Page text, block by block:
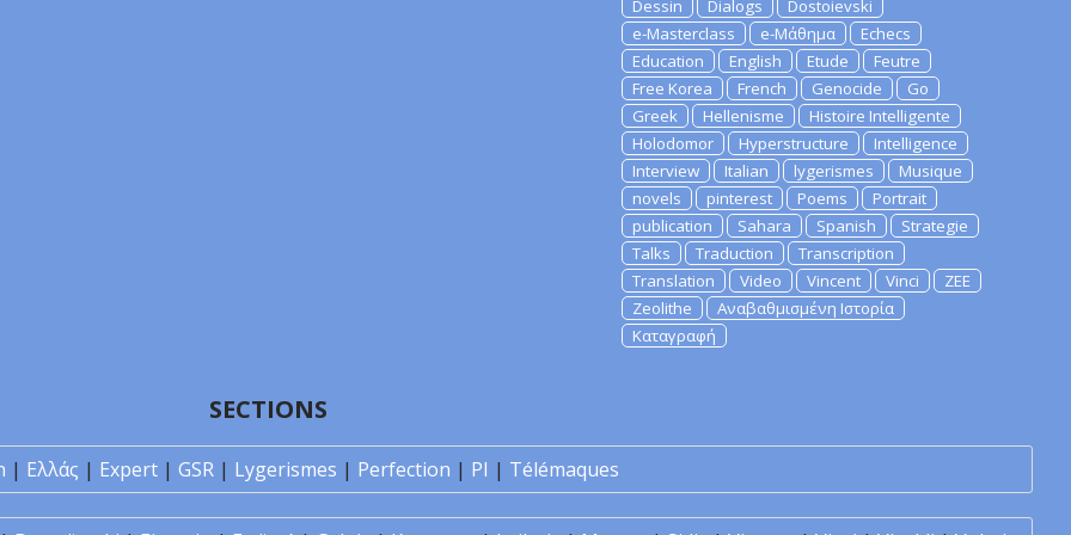
Dessin
Dialogs
Dostoievski
e-Masterclass
e-Μάθημα
Echecs
Education
English Etude
Feutre
Free Korea
French Genocide
Go
Greek
Hellenisme
Histoire Intelligente
Holodomor
Hyperstructure
Intelligence
Interview
Italian lygerismes
Musique
novels
pinterest Poems
Portrait
publication
Sahara Spanish
Strategie
Talks
Traduction
Transcription
Translation
Video Vincent Vinci
ZEE
Zeolithe
Αναβαθμισμένη Ιστορία
Καταγραφή
SECTIONS
| Ελλάς | Expert | GSR | Lygerismes | Perfection | PI | Télémaques